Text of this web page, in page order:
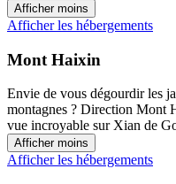
Afficher moins
Afficher les hébergements
Mont Haixin
Envie de vous dégourdir les
montagnes ? Direction Mont
vue incroyable sur Xian de
Afficher moins
Afficher les hébergements